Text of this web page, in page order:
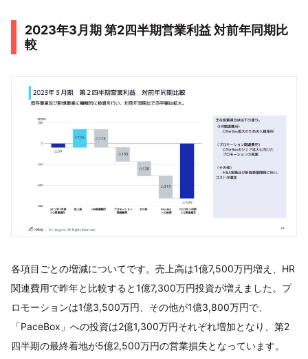
2023年3月期 第2四半期営業利益 対前年同期比
較
各項目ごとの増減についてです。売上高は1億7,500万円増え、HR
関連費用で昨年と比較すると1億7,300万円投資が増えました。プ
ロモーションは1億3,500万円、その他が1億3,800万円で、
「PaceBox」への投資は2億1,300万円それぞれ増加となり、第2
四半期の最終着地が5億2,500万円の営業損失となっています。